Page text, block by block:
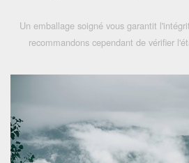
Un emballage soigné vous garantit
recommandons cependant de vérifier